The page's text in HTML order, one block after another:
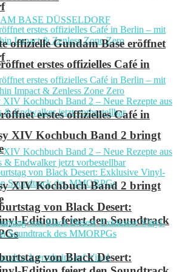
erstes offizielles Café in
XIV Kochbuch Band 2 bringt
von Black Desert:
Edition feiert den Soundtrack
offizielle Gundam Base eröffnet
erstes offizielles Café in
XIV Kochbuch Band 2 bringt
von Black Desert: